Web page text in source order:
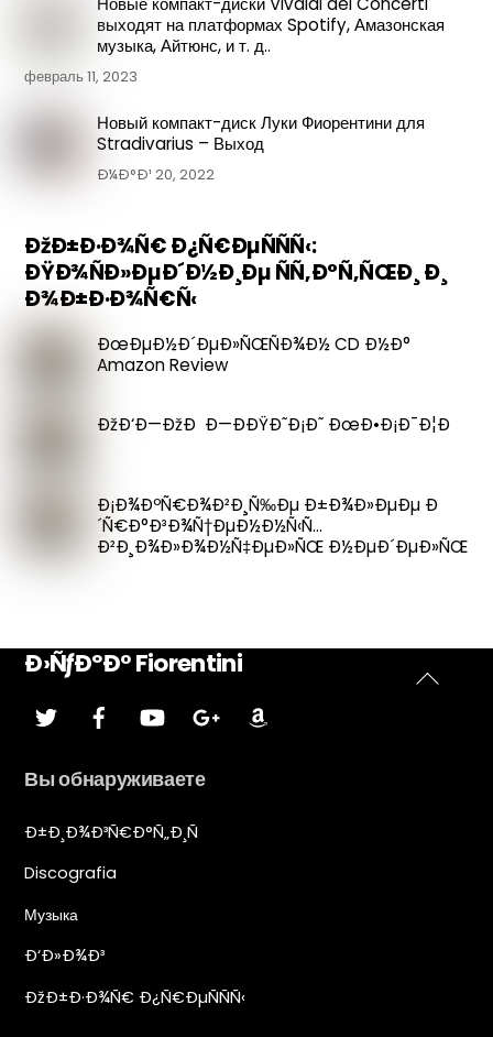
выходят на платформах Spotify, Амазонская
музыка, Айтюнс, и т. д..
февраль 11, 2023
Новый компакт-диск Луки Фиорентини для
Stradivarius – Выход
Ð¼Ð°Ð¹ 20, 2022
ÐžÐ±Ð·Ð¾Ñ€ Ð¿Ñ€ÐµÑÑÑ‹:
ÐŸÐ¾ÑÐ»ÐµÐ´Ð½Ð¸Ðµ ÑÑ‚Ð°Ñ‚ÑŒÐ¸ Ð¸
Ð¾Ð±Ð·Ð¾Ñ€Ñ‹
ÐœÐµÐ½Ð´ÐµÐ»ÑŒÑÐ¾Ð½ CD Ð½Ð°
Amazon Review
ÐžÐ‘Ð—ÐžÐ Ð—ÐÐŸÐ˜Ð¡Ð˜ ÐœÐ•Ð¡Ð¯Ð¦Ð
Ð¡Ð¾ÐºÑ€Ð¾Ð²Ð¸Ñ‰Ðµ Ð±Ð¾Ð»ÐµÐµ Ð
´Ñ€Ð°Ð³Ð¾Ñ†ÐµÐ½Ð½Ñ‹Ñ…
Ð²Ð¸Ð¾Ð»Ð¾Ð½Ñ‡ÐµÐ»ÑŒ Ð½ÐµÐ´ÐµÐ»ÑŒ
Ð›ÑƒÐºÐ° Fiorentini
Ñ‰ÐµÐ±ÐµÑ‚ Google
Plus
Вы обнаруживаете
Ð±Ð¸Ð¾Ð³Ñ€Ð°Ñ„Ð¸Ñ
Discografia
Музыка
Ð‘Ð»Ð¾Ð³
ÐžÐ±Ð·Ð¾Ñ€ Ð¿Ñ€ÐµÑÑÑ‹